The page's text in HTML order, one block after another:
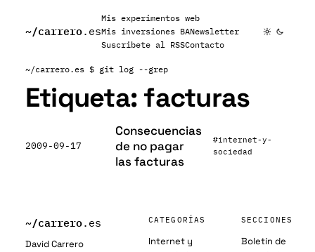
~/carrero.es
Mis experimentos web
Mis inversiones BANewsletter
Suscribete al RSSContacto
~/carrero.es $ git log --grep
Etiqueta: facturas
2009-09-17
Consecuencias
de no pagar
las facturas
#internet-y-
sociedad
~/carrero.es
David Carrero
CATEGORÍAS
Internet y
SECCIONES
Boletín de